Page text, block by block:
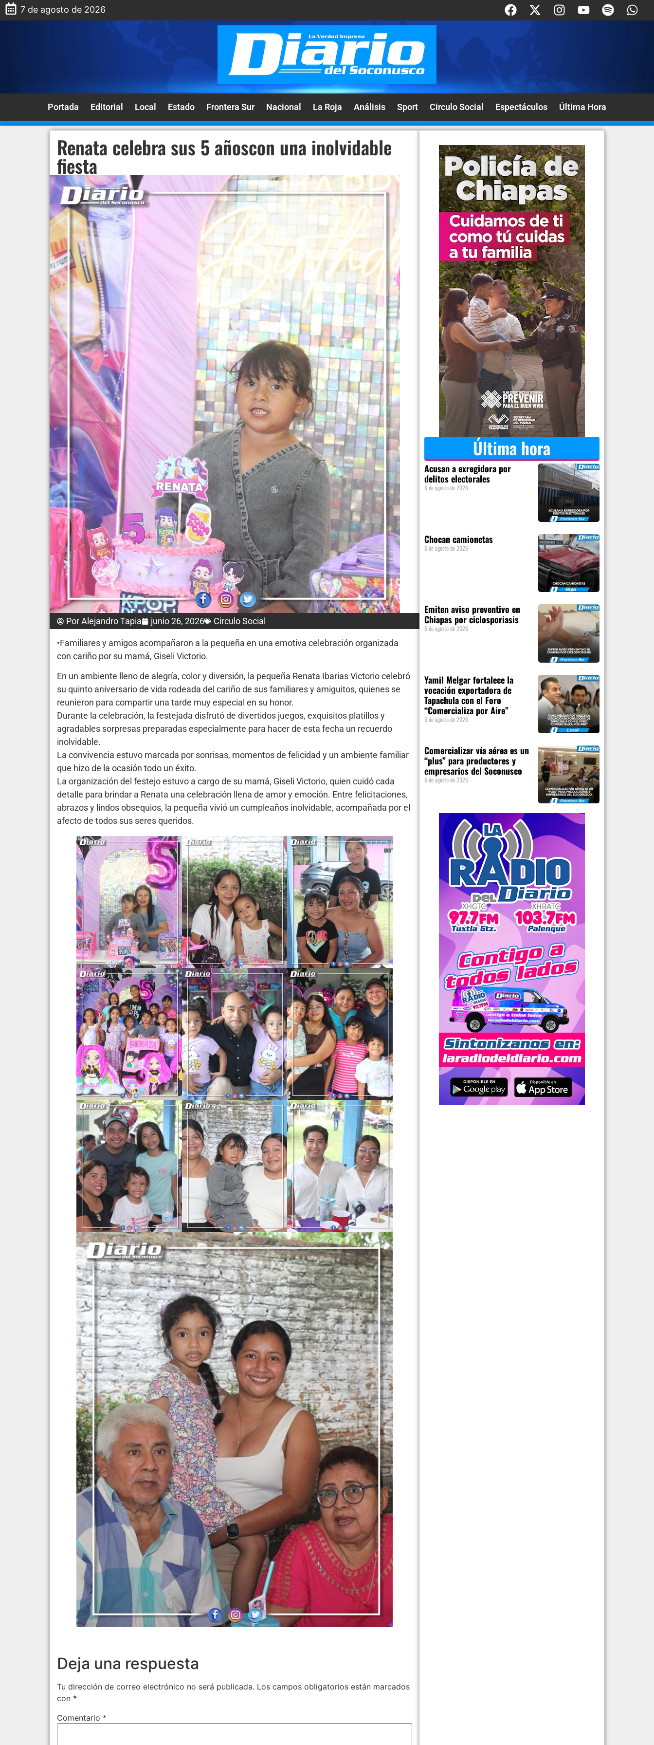
7 de agosto de 2026
Portada Editorial Local Estado Frontera Sur Nacional La Roja Análisis Sport Circulo Social Espectáculos Última Hora
Renata celebra sus 5 añoscon una inolvidable
fiesta
PorAlejandro Tapia junio 26, 2026 Circulo Social
•Familiares y amigos acompañaron a la pequeña en una emotiva celebración organizada
con cariño por su mamá, Giseli Victorio.
En un ambiente lleno de alegría, color y diversión, la pequeña Renata Ibarias Victorio celebró
su quinto aniversario de vida rodeada del cariño de sus familiares y amiguitos, quienes se
reunieron para compartir una tarde muy especial en su honor.
Durante la celebración, la festejada disfrutó de divertidos juegos, exquisitos platillos y
agradables sorpresas preparadas especialmente para hacer de esta fecha un recuerdo
inolvidable.
La convivencia estuvo marcada por sonrisas, momentos de felicidad y un ambiente familiar
que hizo de la ocasión todo un éxito.
La organización del festejo estuvo a cargo de su mamá, Giseli Victorio, quien cuidó cada
detalle para brindar a Renata una celebración llena de amor y emoción. Entre felicitaciones,
abrazos y lindos obsequios, la pequeña vivió un cumpleaños inolvidable, acompañada por el
afecto de todos sus seres queridos.
Deja una respuesta
Tu dirección de correo electrónico no será publicada. Los campos obligatorios están marcados
con *
Comentario *
Última hora
Acusan a exregidora por
delitos electorales
6 de agosto de 2026
Chocan camionetas
6 de agosto de 2026
Emiten aviso preventivo en
Chiapas por ciclosporiasis
6 de agosto de 2026
Yamil Melgar fortalece la
vocación exportadora de
Tapachula con el Foro
“Comercializa por Aire”
6 de agosto de 2026
Comercializar vía aérea es un
“plus” para productores y
empresarios del Soconusco
6 de agosto de 2026